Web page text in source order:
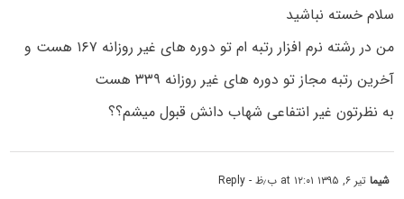
سلام خسته نباشید
من در رشته نرم افزار رتبه ام تو دوره های غیر روزانه ۱۶۷ هست و
آخرین رتبه مجاز تو دوره های غیر روزانه ۳۳۹ هست
به نظرتون غیر انتفاعی شهاب دانش قبول میشم؟؟
شیماتیر ۶, ۱۳۹۵ at ۱۲:۰۱ ب٫ظ - Reply